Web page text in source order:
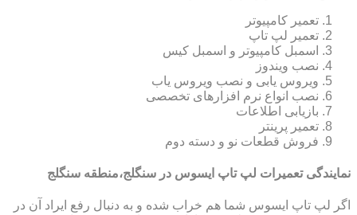
تعمیر کامپیوتر
تعمیر لپ تاپ
اسمبل کامپیوتر و اسمبل کیس
نصب ویندوز
ویروس یابی و نصب ویروس یاب
نصب انواع نرم افزارهای تخصصی
بازیابی اطلاعات
تعمیر پرینتر
فروش قطعات نو و دسته دوم
نمایندگی تعمیرات لپ تاپ ایسوس در سنگلج،منطقه سنگلج
اگر لپ تاپ ایسوس شما هم خراب شده و به دنبال رفع ایراد آن در